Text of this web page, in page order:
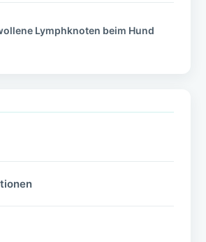
Lymphknoten beim Hund